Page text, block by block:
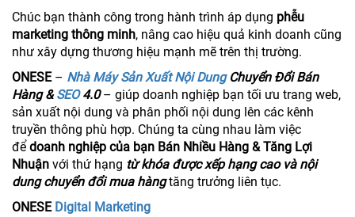
Chúc bạn thành công trong hành trình áp dụng phễu
marketing thông minh, nâng cao hiệu quả kinh doanh cũng
như xây dựng thương hiệu mạnh mẽ trên thị trường.
ONESE– Nhà Máy Sản Xuất Nội DungChuyển Đổi Bán
Hàng &SEO4.0– giúp doanh nghiệp bạn tối ưu trang web,
sản xuất nội dung và phân phối nội dung lên các kênh
truyền thông phù hợp. Chúng ta cùng nhau làm việc
để doanh nghiệp của bạn Bán Nhiều Hàng & Tăng Lợi
Nhuận với thứ hạng từ khóa được xếp hạng cao và nội
dung chuyển đổi mua hàngtăng trưởng liên tục.
ONESE Digital Marketing